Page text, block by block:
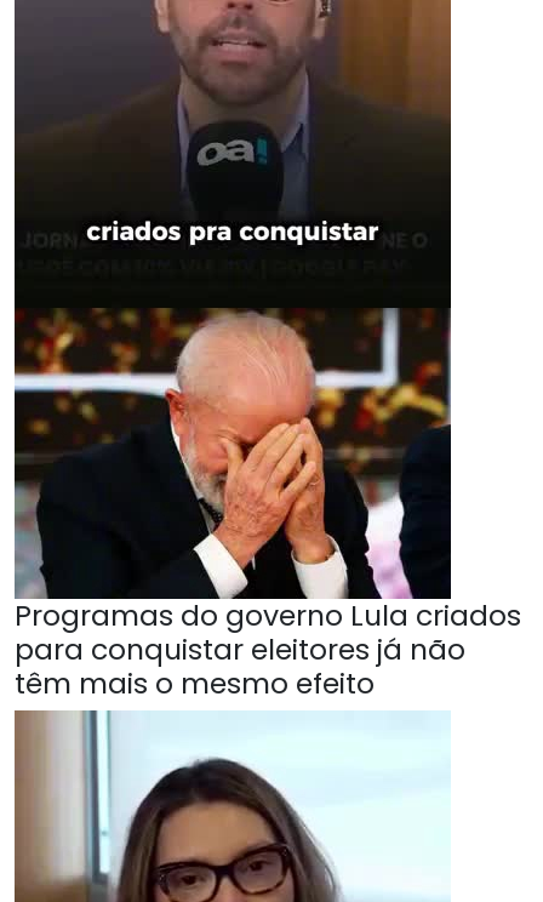
Programas do governo Lula criados
para conquistar eleitores já não
têm mais o mesmo efeito